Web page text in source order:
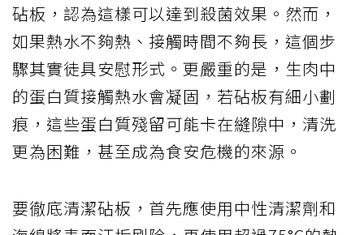
砧板，認為這樣可以達到殺菌效果。然而，
如果熱水不夠熱、接觸時間不夠長，這個步
驟其實徒具安慰形式。更嚴重的是，生肉中
的蛋白質接觸熱水會凝固，若砧板有細小劃
痕，這些蛋白質殘留可能卡在縫隙中，清洗
更為困難，甚至成為食安危機的來源。
要徹底清潔砧板，首先應使用中性清潔劑和